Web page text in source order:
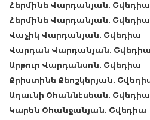
Հերմինե Վարդանյան, Շվեդիա
Հերմինե Վարդանյան, Շվեդիա
Վաչիկ Վարդանյան, Շվեդիա
Վարդան Վարդանյան, Շվեդիա
Արթուր Վարդանսոն, Շվեդիա
Քրիստինե Քեոշկերյան,
Աղաւնի Օհաննէսեան, Շվեդիա
Կարեն Օհանջանյան, Շվեդիա